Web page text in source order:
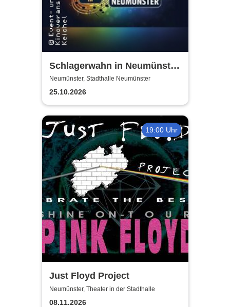
Schlagerwahn in Neumünster
- Konzert und Party pur!
Neumünster, Stadthalle Neumünster
25.10.2026
19:00 Uhr
Just Floyd Project
Neumünster, Theater in der Stadthalle
08.11.2026